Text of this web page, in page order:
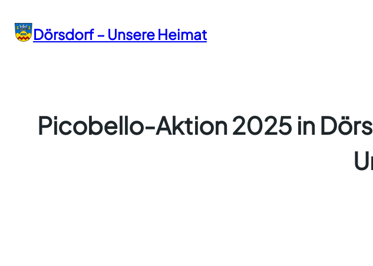
Inhalt
springenDörsdorf – Unsere Heimat
Picobello-Aktion 2025 in